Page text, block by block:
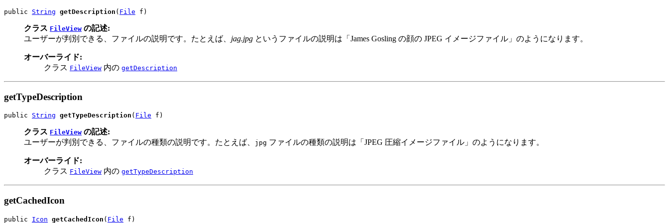
public String getDescription ( File f)
クラス FileView の記述:
ユーザーが判別できる、ファイルの説明です。たとえば、 jag.jpg というファイルの説明は「James Gosling の顔の JPEG イメージファイル」のようになります。
オーバーライド:
クラス FileView 内の getDescription
getTypeDescription
public String getTypeDescription ( File f)
クラス FileView の記述:
ユーザーが判別できる、ファイルの種類の説明です。たとえば、
jpg ファイルの種類の説明は「JPEG 圧縮イメージファイル」のようになります。
オーバーライド:
クラス FileView 内の getTypeDescription
getCachedIcon
public Icon getCachedIcon ( File f)